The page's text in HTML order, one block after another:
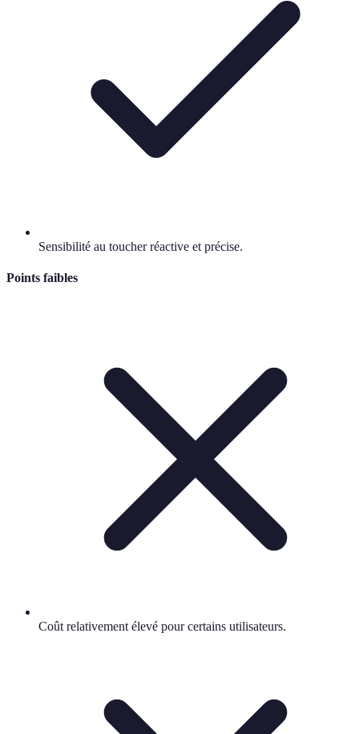
Sensibilité au toucher réactive et précise.
Points faibles
Coût relativement élevé pour certains utilisateurs.